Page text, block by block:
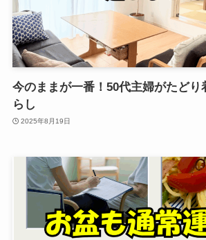
今のままが一番！50代主婦がたどり
らし
2025年8月19日